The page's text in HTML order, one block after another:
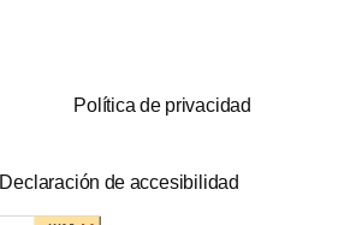
Política de privacidad
Declaración de accesibilidad